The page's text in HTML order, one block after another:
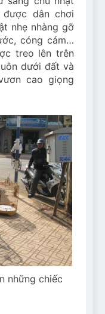
được dân chơi
nhẹ nhàng gỡ
cóng cám…
treo lên trên
dưới đất và
cao giọng
những chiếc